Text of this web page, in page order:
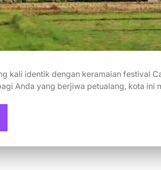
kali identik dengan keramaian festival
Anda yang berjiwa petualang, kota ini